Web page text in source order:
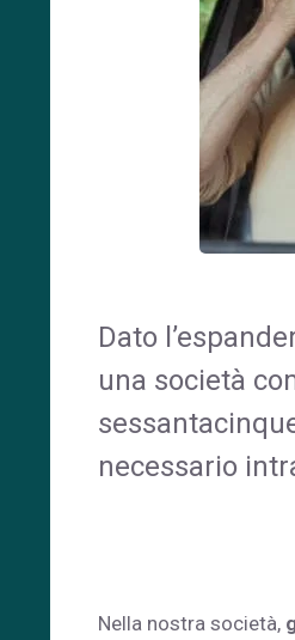
Dato
una società
necessario
Nella nostra società,